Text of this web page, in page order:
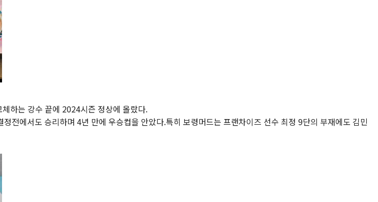
하는 강수 끝에 2024시즌 정상에 올랐다.
전에서도 승리하며 4년 만에 우승컵을 안았다.특히 보령머드는 프랜차이즈 선수 최정 9단의 부재에도 김민